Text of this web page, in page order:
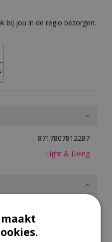
bij jou in de regio bezorgen.
8717807812287
Light & Living
naar: